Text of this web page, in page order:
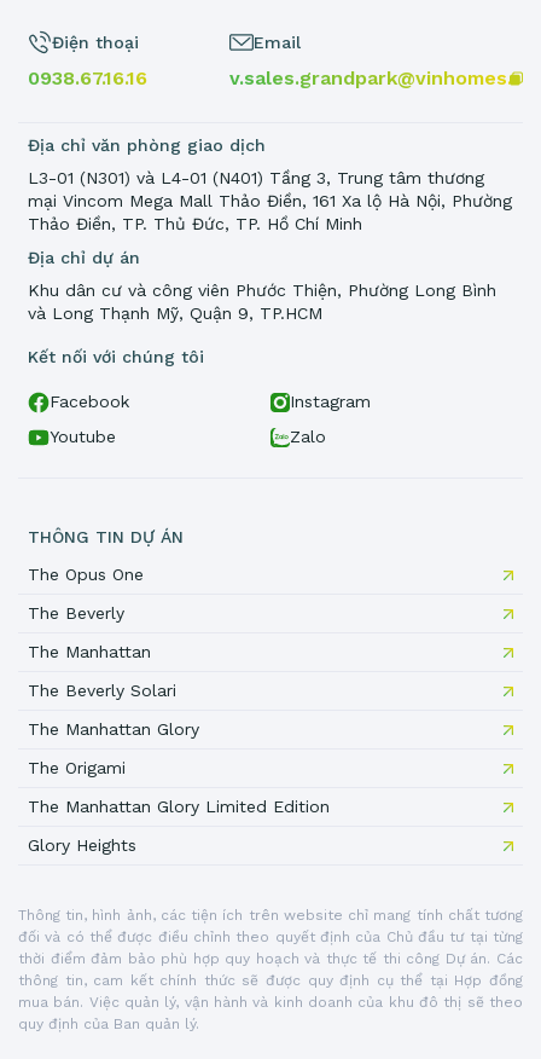
Địa chỉ dự án
Khu dân cư và công viên Phước Thiện, Phường Long Bình
và Long Thạnh Mỹ, Quận 9, TP.HCM
Điện thoại
0938.67.16.16
Email
v.sales.grandpark@vinhomes.vn
Địa chỉ văn phòng giao dịch
L3-01 (N301) và L4-01 (N401) Tầng 3, Trung tâm thương
mại Vincom Mega Mall Thảo Điền, 161 Xa lộ Hà Nội, Phường
Thảo Điền, TP. Thủ Đức, TP. Hồ Chí Minh
Kết nối với chúng tôi
Facebook
Instagram
Youtube
Zalo
THÔNG TIN DỰ ÁN
The Opus One
The Beverly
The Manhattan
The Beverly Solari
The Manhattan Glory
The Origami
The Manhattan Glory Limited Edition
Glory Heights
Thông tin, hình ảnh, các tiện ích trên website chỉ mang tính chất tương
đối và có thể được điều chỉnh theo quyết định của Chủ đầu tư tại từng
thời điểm đảm bảo phù hợp quy hoạch và thực tế thi công Dự án. Các
thông tin, cam kết chính thức sẽ được quy định cụ thể tại Hợp đồng
mua bán. Việc quản lý, vận hành và kinh doanh của khu đô thị sẽ theo
quy định của Ban quản lý.